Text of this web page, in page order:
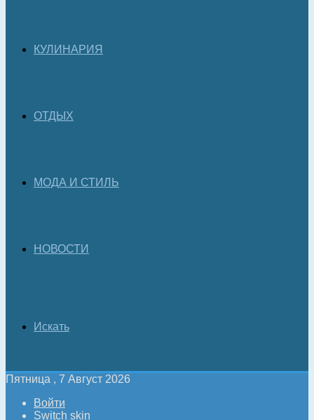
КУЛИНАРИЯ
ОТДЫХ
МОДА И СТИЛЬ
НОВОСТИ
Искать
Пятница , 7 Август 2026
Войти
Switch skin